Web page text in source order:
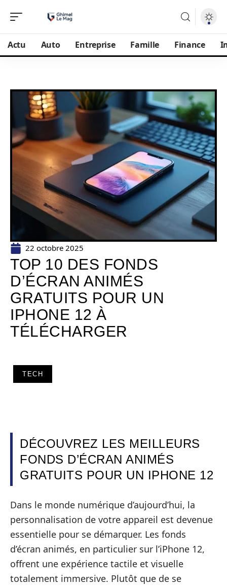
Actu Auto Entreprise Famille Finance
22 octobre 2025
TOP 10 DES FONDS
D’ÉCRAN ANIMÉS
GRATUITS POUR UN
IPHONE 12 À
TÉLÉCHARGER
TECH
DÉCOUVREZ LES MEILLEURS
FONDS D’ÉCRAN ANIMÉS
GRATUITS POUR UN IPHONE 12
Dans le monde numérique d’aujourd’hui, la
personnalisation de votre appareil est devenue
essentielle pour se démarquer. Les fonds
d’écran animés, en particulier sur l’iPhone 12,
offrent une expérience tactile et visuelle
totalement immersive. Plutôt que de se